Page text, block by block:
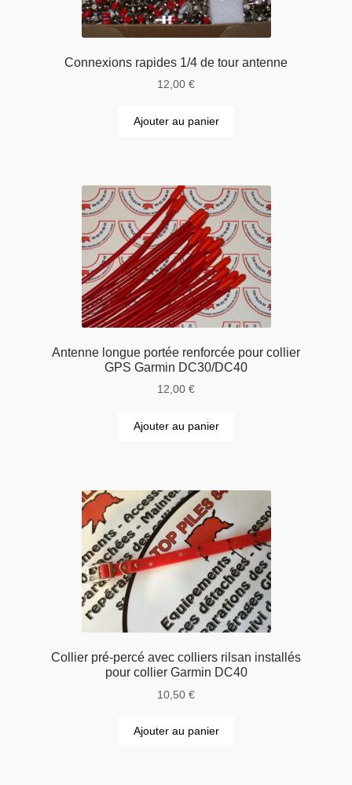
Connexions rapides 1/4 de tour antenne
12,00 €
Ajouter au panier
Antenne longue portée renforcée pour collier
GPS Garmin DC30/DC40
12,00 €
Ajouter au panier
Collier pré-percé avec colliers rilsan installés
pour collier Garmin DC40
10,50 €
Ajouter au panier